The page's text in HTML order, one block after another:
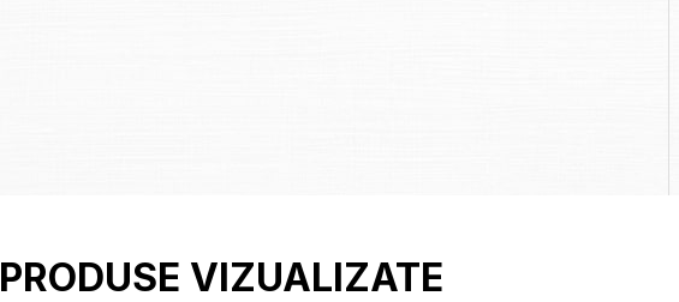
PRODUSE VIZUALIZATE